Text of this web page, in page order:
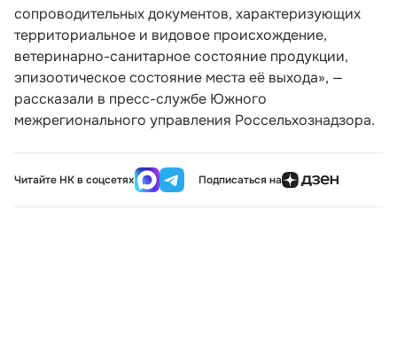
сопроводительных документов, характеризующих
территориальное и видовое происхождение,
ветеринарно-санитарное состояние продукции,
эпизоотическое состояние места её выхода», —
рассказали в пресс-службе Южного
межрегионального управления Россельхознадзора.
Читайте НК в соцсетях Подписаться на